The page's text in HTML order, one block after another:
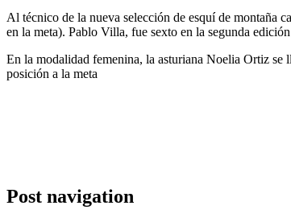
Al técnico de la nueva selección de esquí de montaña
en la meta). Pablo Villa, fue sexto en la segunda
En la modalidad femenina, la asturiana Noelia Ortiz se
posición a la meta
Post navigation